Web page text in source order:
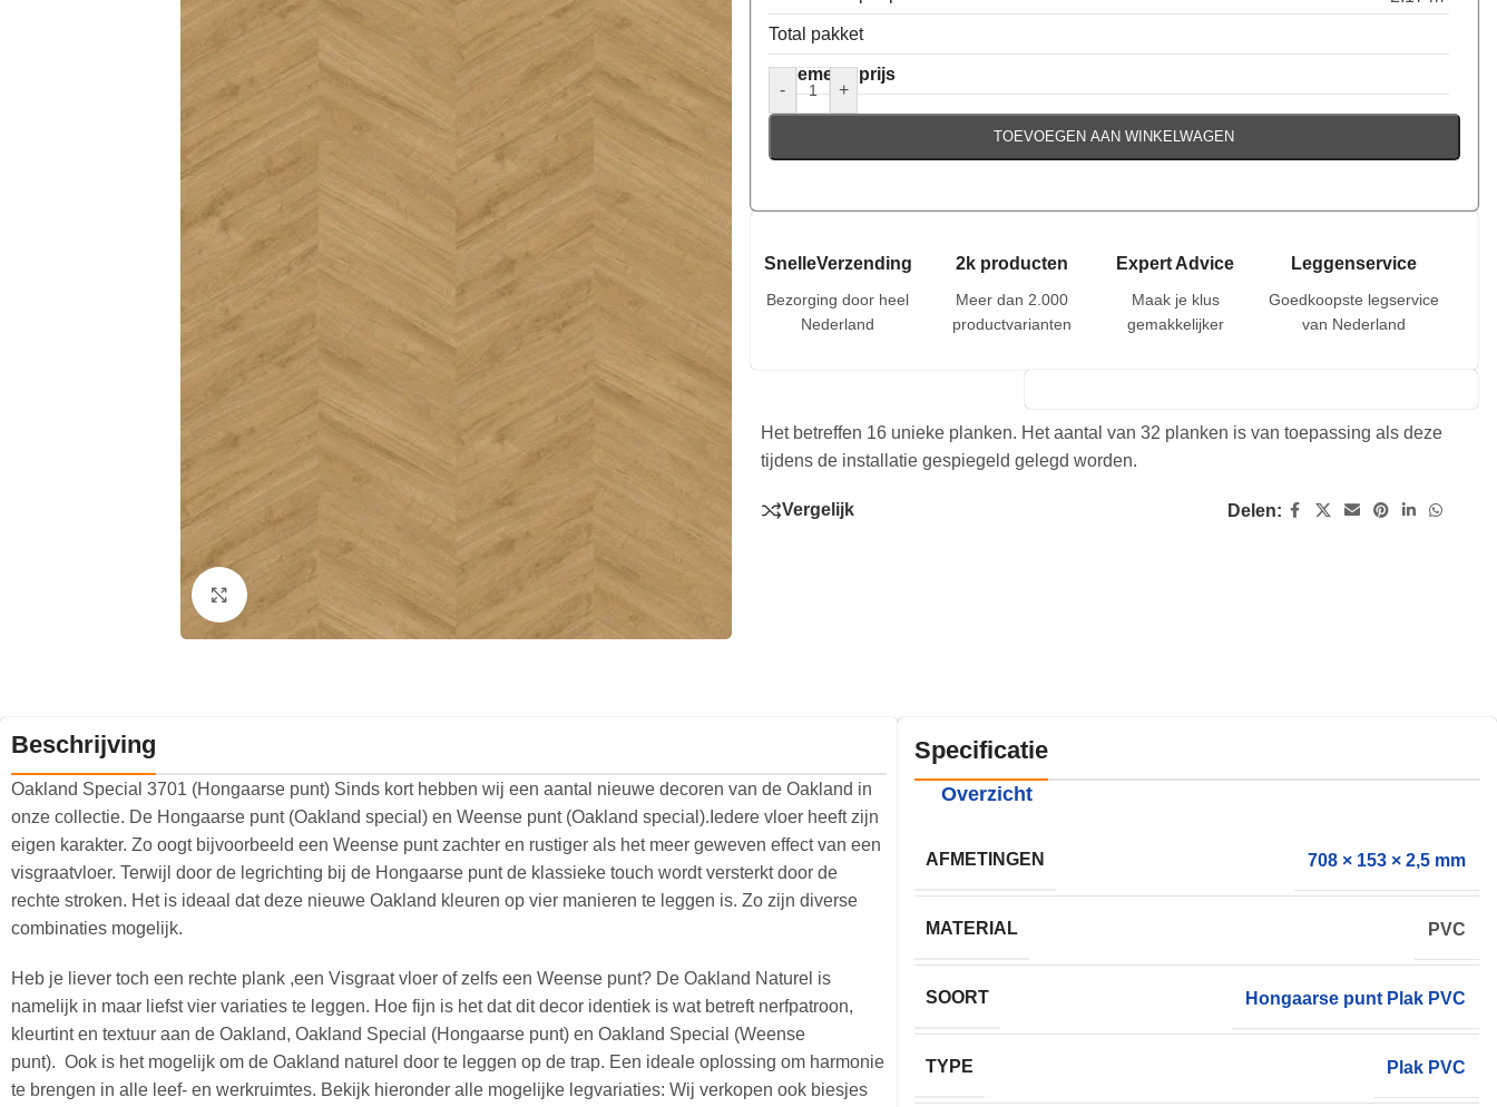
Klik om te vergroten
Total pakket
Algemene prijs
-
+
TOEVOEGEN AAN WINKELWAGEN
SnelleVerzending
Bezorging door heel
Nederland
2k producten
Meer dan 2.000
productvarianten
Expert Advice
Maak je klus
gemakkelijker
Leggenservice
Goedkoopste legservice
van Nederland
Het betreffen 16 unieke planken. Het aantal van 32 planken is van toepassing als deze
tijdens de installatie gespiegeld gelegd worden.
Vergelijk Delen:
Beschrijving
Oakland Special 3701 (Hongaarse punt) Sinds kort hebben wij een aantal nieuwe decoren van de Oakland in
onze collectie. De Hongaarse punt (Oakland special) en Weense punt (Oakland special).Iedere vloer heeft zijn
eigen karakter. Zo oogt bijvoorbeeld een Weense punt zachter en rustiger als het meer geweven effect van een
visgraatvloer. Terwijl door de legrichting bij de Hongaarse punt de klassieke touch wordt versterkt door de
rechte stroken. Het is ideaal dat deze nieuwe Oakland kleuren op vier manieren te leggen is. Zo zijn diverse
combinaties mogelijk.
Heb je liever toch een rechte plank ,een Visgraat vloer of zelfs een Weense punt? De Oakland Naturel is
namelijk in maar liefst vier variaties te leggen. Hoe fijn is het dat dit decor identiek is wat betreft nerfpatroon,
kleurtint en textuur aan de Oakland, Oakland Special (Hongaarse punt) en Oakland Special (Weense
punt). Ook is het mogelijk om de Oakland naturel door te leggen op de trap. Een ideale oplossing om harmonie
te brengen in alle leef- en werkruimtes. Bekijk hieronder alle mogelijke legvariaties: Wij verkopen ook biesjes
Specificatie
Overzicht
AFMETINGEN 708 × 153 × 2,5 mm
MATERIAL PVC
SOORT Hongaarse punt Plak PVC
TYPE Plak PVC